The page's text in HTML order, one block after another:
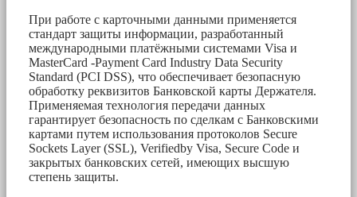
При работе с карточными данными применяется
стандарт защиты информации, разработанный
международными платёжными системами Visa и
MasterCard -Payment Card Industry Data Security
Standard (PCI DSS), что обеспечивает безопасную
обработку реквизитов Банковской карты Держателя.
Применяемая технология передачи данных
гарантирует безопасность по сделкам с Банковскими
картами путем использования протоколов Secure
Sockets Layer (SSL), Verifiedby Visa, Secure Code и
закрытых банковских сетей, имеющих высшую
степень защиты.